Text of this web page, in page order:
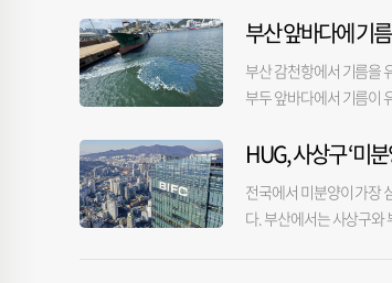
1층을 제외한 관람석 대
안개가 분사되는 ‘쿨링
자 롯데 자이언츠 측은
동해 내부 온도를 시원
년 무더위 대책을 강화해
다”고 밝혔다.
은 인테리어 시공사 측
상황을 안내하고 있고,
지 못하는 상황이 아니다
자가 다른 예식장을 급히
말씀을 전하고 싶었다”고
로 검찰 보완수사권 폐지
인 가해자는 아니니 괜찮
다. 그러나 나를 포함한
리는 현실이 개탄스럽
론회나 증언대에도 여러
다. 이날 김 씨는 진 의원
티벌은 대형 물놀이와 공
리를 냈지만, 지역 경제
용수 부족이 가장 극심
(평년 대비 40% 이하)로
경남도 박일웅 행정부지
양댐을 직접 방문해 차질
부산 앞바다에 기
부산 감천항에서 기름을
부두 앞바다에서 기름이
호가 특정됐다. 이 배에서
HUG, 사상구 ‘미
전국에서 미분양이 가장
다. 부산에서는 사상구와